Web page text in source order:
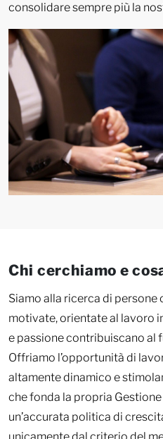
consolidare sempre più la
Chi cerchiamo e
Siamo alla ricerca di
motivate, orientate al lavoro
e passione contribuiscano al
Offriamo l’opportunità di
altamente dinamico e
che fonda la propria
un’accurata politica di